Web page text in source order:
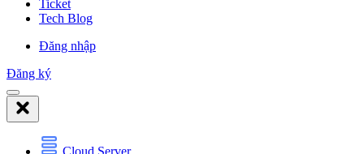
Ticket
Tech Blog
Đăng nhập
Đăng ký
Cloud Server